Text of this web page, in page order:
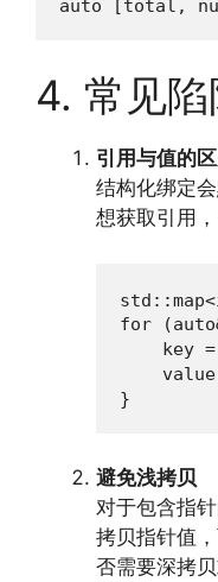
auto [total,
4. 常见
引用与值的区
结构化绑定
想获取引用
for
key =
}
避免浅拷贝
对于包含指
拷贝指针值
否需要深拷